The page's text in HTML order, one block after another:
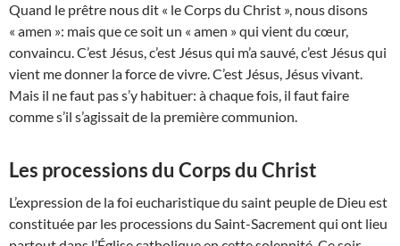
Quand le prêtre nous dit « le Corps du Christ », nous disons
« amen »: mais que ce soit un « amen » qui vient du cœur,
convaincu. C’est Jésus, c’est Jésus qui m’a sauvé, c’est Jésus qui
vient me donner la force de vivre. C’est Jésus, Jésus vivant.
Mais il ne faut pas s’y habituer: à chaque fois, il faut faire
comme s’il s’agissait de la première communion.
Les processions du Corps du Christ
L’expression de la foi eucharistique du saint peuple de Dieu est
constituée par les processions du Saint-Sacrement qui ont lieu